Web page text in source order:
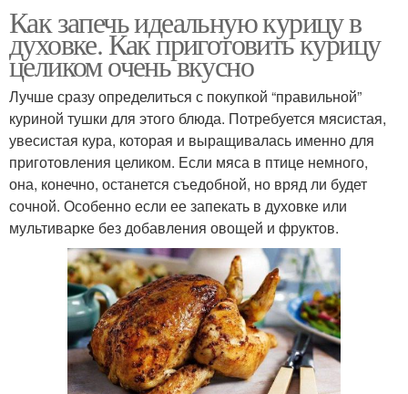
Как запечь идеальную курицу в
духовке. Как приготовить курицу
целиком очень вкусно
Лучше сразу определиться с покупкой “правильной”
куриной тушки для этого блюда. Потребуется мясистая,
увесистая кура, которая и выращивалась именно для
приготовления целиком. Если мяса в птице немного,
она, конечно, останется съедобной, но вряд ли будет
сочной. Особенно если ее запекать в духовке или
мультиварке без добавления овощей и фруктов.